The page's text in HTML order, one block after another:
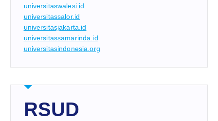
universitaswalesi.id
universitassalor.id
universitasjakarta.id
universitassamarinda.id
universitasindonesia.org
RSUD